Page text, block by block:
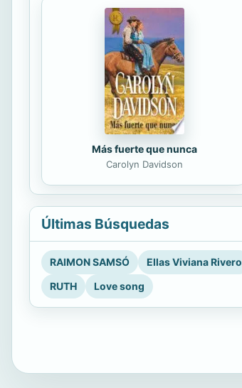
Más fuerte que nunca
Carolyn Davidson
Últimas Búsquedas
RAIMON SAMSÓ Ellas Viviana Rivero
RUTH
Love song